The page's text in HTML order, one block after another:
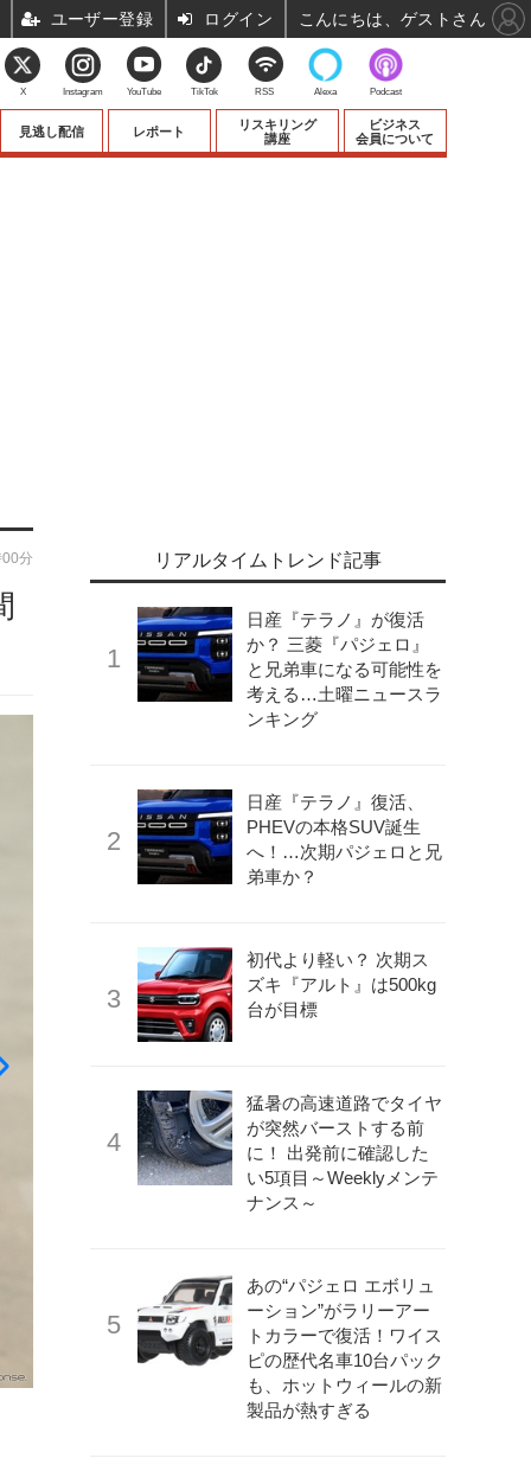
見逃し配信 レポート
リスキリング
講座
ビジネス
会員について
分
リアフェンダーダクト。
リアルタイムトレンド記事
日産『テラノ』が復活
か？ 三菱『パジェロ』
と兄弟車になる可能性を
考える…土曜ニュースラ
ンキング
日産『テラノ』復活、
PHEVの本格SUV誕生
へ！…次期パジェロと兄
弟車か？
初代より軽い？ 次期ス
ズキ『アルト』は500kg
台が目標
猛暑の高速道路でタイヤ
が突然バーストする前
に！ 出発前に確認した
い5項目～Weeklyメンテ
ナンス～
あの“パジェロ エボリュ
ーション”がラリーアー
トカラーで復活！ワイス
ピの歴代名車10台パック
も、ホットウィールの新
製品が熱すぎる
X Instagram YouTube TikTok RSS Alexa Podcast
ユーザー登録 ログイン こんにちは、ゲストさん